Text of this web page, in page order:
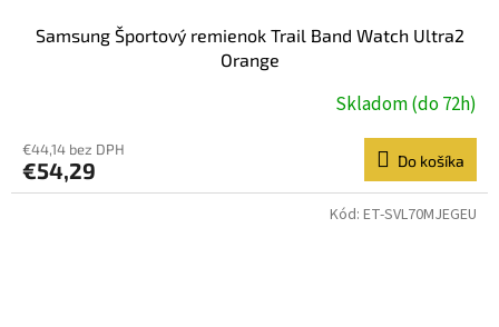
Samsung Športový remienok Trail Band Watch Ultra2
Orange
Skladom (do 72h)
€44,14 bez DPH
€54,29 Do košíka
Kód: ET-SVL70MJEGEU